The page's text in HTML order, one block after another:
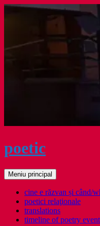
Sari
poetic
Caută
Meniu principal
cine e răzvan și când/
poetici relaţionale
translations
timeline of poetry